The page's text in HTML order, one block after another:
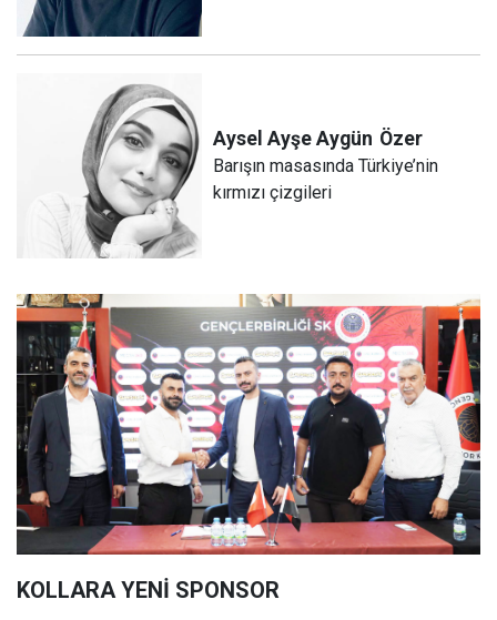
Aysel Ayşe Aygün Özer
Barışın masasında Türkiye’nin
kırmızı çizgileri
KOLLARA YENİ SPONSOR